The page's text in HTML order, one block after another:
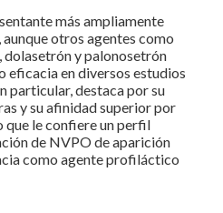
más ampliamente
otros agentes como
y palonosetrón
eficacia en diversos estudios
particular, destaca por su
y su afinidad superior por
le confiere un perfil
de NVPO de aparición
como agente profiláctico